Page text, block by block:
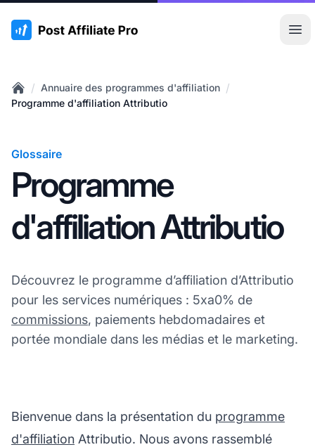
:site.title
Home
/ Annuaire des programmes d'affiliation /
Programme d'affiliation Attributio
Glossaire
Programme
d'affiliation Attributio
Découvrez le programme d’affiliation d’Attributio
pour les services numériques : 5xa0% de
commissions, paiements hebdomadaires et
portée mondiale dans les médias et le marketing.
Bienvenue dans la présentation du programme
d'affiliation Attributio. Nous avons rassemblé